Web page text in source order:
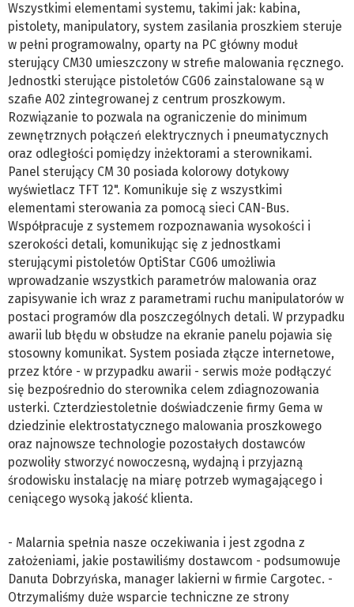
Wszystkimi elementami systemu, takimi jak: kabina,
pistolety, manipulatory, system zasilania proszkiem steruje
w pełni programowalny, oparty na PC główny moduł
sterujący CM30 umieszczony w strefie malowania ręcznego.
Jednostki sterujące pistoletów CG06 zainstalowane są w
szafie A02 zintegrowanej z centrum proszkowym.
Rozwiązanie to pozwala na ograniczenie do minimum
zewnętrznych połączeń elektrycznych i pneumatycznych
oraz odległości pomiędzy inżektorami a sterownikami.
Panel sterujący CM 30 posiada kolorowy dotykowy
wyświetlacz TFT 12". Komunikuje się z wszystkimi
elementami sterowania za pomocą sieci CAN-Bus.
Współpracuje z systemem rozpoznawania wysokości i
szerokości detali, komunikując się z jednostkami
sterującymi pistoletów OptiStar CG06 umożliwia
wprowadzanie wszystkich parametrów malowania oraz
zapisywanie ich wraz z parametrami ruchu manipulatorów w
postaci programów dla poszczególnych detali. W przypadku
awarii lub błędu w obsłudze na ekranie panelu pojawia się
stosowny komunikat. System posiada złącze internetowe,
przez które - w przypadku awarii - serwis może podłączyć
się bezpośrednio do sterownika celem zdiagnozowania
usterki. Czterdziestoletnie doświadczenie firmy Gema w
dziedzinie elektrostatycznego malowania proszkowego
oraz najnowsze technologie pozostałych dostawców
pozwoliły stworzyć nowoczesną, wydajną i przyjazną
środowisku instalację na miarę potrzeb wymagającego i
ceniącego wysoką jakość klienta.
- Malarnia spełnia nasze oczekiwania i jest zgodna z
założeniami, jakie postawiliśmy dostawcom - podsumowuje
Danuta Dobrzyńska, manager lakierni w firmie Cargotec. -
Otrzymaliśmy duże wsparcie techniczne ze strony